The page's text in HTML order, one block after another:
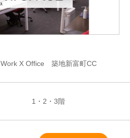
Work X Office 築地新富町CC
1・2・3階